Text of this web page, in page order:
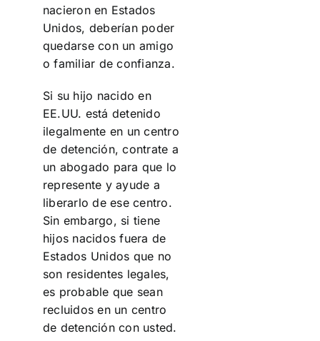
nacieron en Estados
Unidos, deberían poder
quedarse con un amigo
o familiar de confianza.
Si su hijo nacido en
EE.UU. está detenido
ilegalmente en un centro
de detención, contrate a
un abogado para que lo
represente y ayude a
liberarlo de ese centro.
Sin embargo, si tiene
hijos nacidos fuera de
Estados Unidos que no
son residentes legales,
es probable que sean
recluidos en un centro
de detención con usted.